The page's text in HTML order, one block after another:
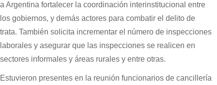
a Argentina fortalecer la coordinación interinstitucional entre
los gobiernos, y demás actores para combatir el delito de
trata. También solicita incrementar el número de inspecciones
laborales y asegurar que las inspecciones se realicen en
sectores informales y áreas rurales y entre otras.
Estuvieron presentes en la reunión funcionarios de cancillería